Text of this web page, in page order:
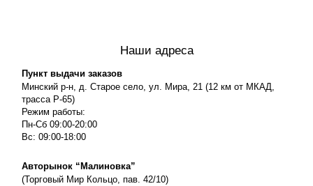
Наши адреса
Пункт выдачи заказов
Минский р-н, д. Старое село, ул. Мира, 21 (12 км от МКАД,
трасса P-65)
Режим работы:
Пн-Сб 09:00-20:00
Вс: 09:00-18:00
Авторынок “Малиновка”
(Торговый Мир Кольцо, пав. 42/10)